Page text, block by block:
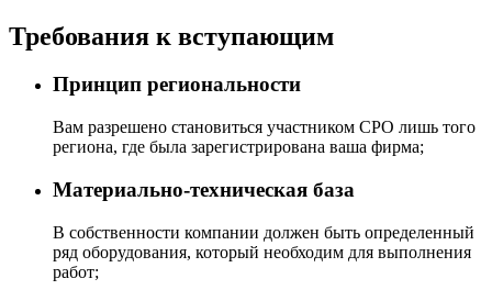
Требования к вступающим
Принцип региональности
Вам разрешено становиться участником СРО лишь того
региона, где была зарегистрирована ваша фирма;
Материально-техническая база
В собственности компании должен быть определенный
ряд оборудования, который необходим для выполнения
работ;